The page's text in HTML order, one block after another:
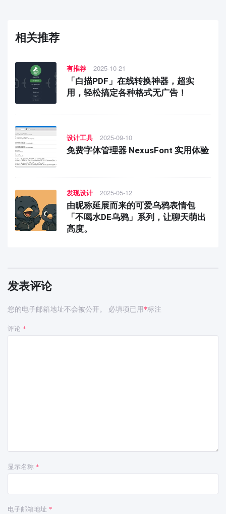
相关推荐
有推荐 2025-10-21
「白描PDF」在线转换神器，超实
用，轻松搞定各种格式无广告！
设计工具 2025-09-10
免费字体管理器 NexusFont 实用体验
发现设计 2025-05-12
由昵称延展而来的可爱乌鸦表情包
「不喝水DE乌鸦」系列，让聊天萌出
高度。
发表评论
您的电子邮箱地址不会被公开。 必填项已用*标注
评论 *
显示名称 *
电子邮箱地址 *